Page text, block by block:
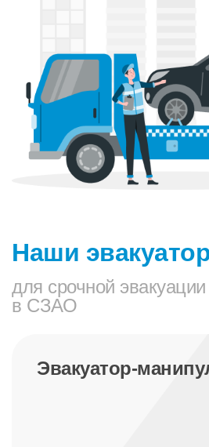
Наши
для срочной
в СЗАО
Эвакуатор-